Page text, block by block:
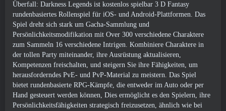
Überfall: Darkness Legends ist kostenlos spielbar 3 D Fantasy
rundenbasiertes Rollenspiel für iOS- und Android-Plattformen. Das
Spiel dreht sich stark um Gacha-Sammlung und
Persönlichkeitsmodifikation mit Over 300 verschiedene Charaktere
zum Sammeln 16 verschiedene Intrigen. Kombiniere Charaktere in
der tollen Party miteinander, ihre Ausrüstung aktualisieren,
Kompetenzen freischalten, und steigern Sie ihre Fähigkeiten, um
herausforderndes PvE- und PvP-Material zu meistern. Das Spiel
bietet rundenbasierte RPG-Kämpfe, die entweder im Auto oder per
Hand gesteuert werden können, Dies ermöglicht es den Spielern, ihre
Persönlichkeitsfähigkeiten strategisch freizusetzen, ähnlich wie bei